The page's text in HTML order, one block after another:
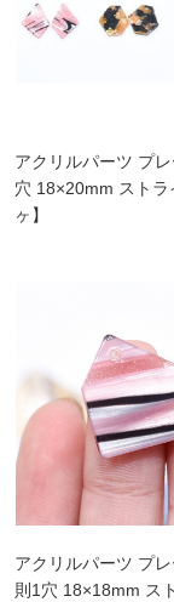
アクリルパーツ プ
穴 18×20mm ストラ
ヶ】
アクリルパーツ プ
則1穴 18×18mm ス